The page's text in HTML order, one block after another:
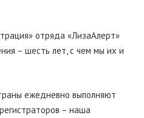
отряда «ЛизаАлерт»
– шесть лет, с чем мы их и
ежедневно выполняют
– наша